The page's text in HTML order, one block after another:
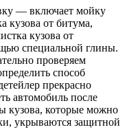
— включает мойку
кузова от битума,
кузова от
специальной глины.
проверяем
способ
прекрасно
автомобиль после
кузова, которые можно
укрываются защитной